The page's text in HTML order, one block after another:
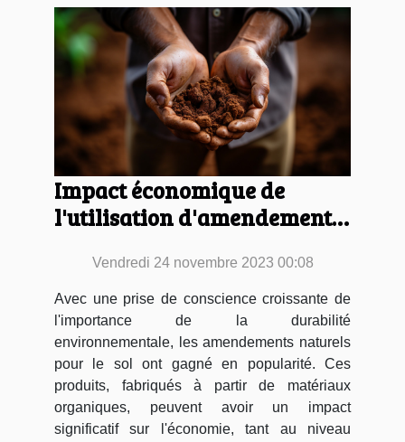
Impact économique de
l'utilisation d'amendements
Vendredi 24 novembre 2023 00:08
Avec une prise de conscience croissante de
l'importance de la durabilité
environnementale, les amendements naturels
pour le sol ont gagné en popularité. Ces
produits, fabriqués à partir de matériaux
organiques, peuvent avoir un impact
significatif sur l'économie, tant au niveau